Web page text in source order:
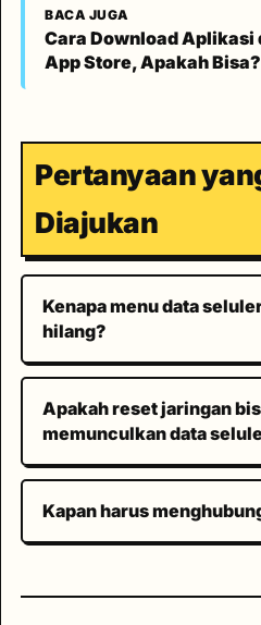
BACA JUGA
Cara Download Aplikasi
App Store, Apakah Bisa?
Pertanyaan
Diajukan
Kenapa menu data
hilang?
Apakah reset jaringan
memunculkan data
Kapan harus